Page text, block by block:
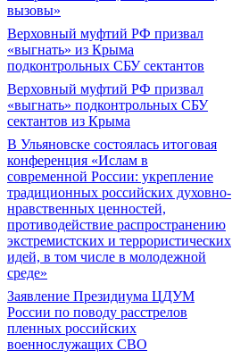
вызовы»
Верховный муфтий РФ призвал
«выгнать» из Крыма
подконтрольных СБУ сектантов
Верховный муфтий РФ призвал
«выгнать» подконтрольных СБУ
сектантов из Крыма
В Ульяновске состоялась итоговая
конференция «Ислам в
современной России: укрепление
традиционных российских духовно-
нравственных ценностей,
противодействие распространению
экстремистских и террористических
идей, в том числе в молодежной
среде»
Заявление Президиума ЦДУМ
России по поводу расстрелов
пленных российских
военнослужащих СВО